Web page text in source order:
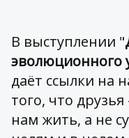
В выступлении "
эволюционного
даёт ссылки на
того, что
нам жить, а не